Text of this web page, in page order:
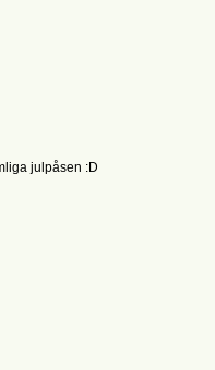
julpåsen :D